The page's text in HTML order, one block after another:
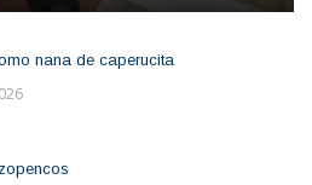
nana de caperucita